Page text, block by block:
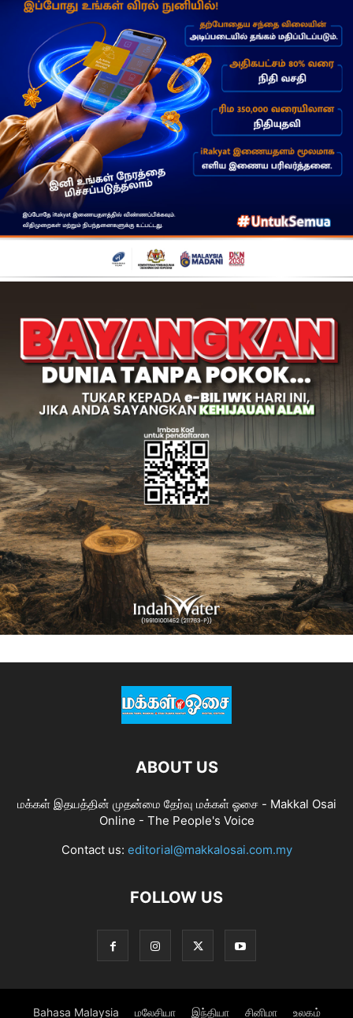
ABOUT US
மக்கள் இதயத்தின் முதன்மை தேர்வு மக்கள் ஓசை - Makkal Osai
Online - The People's Voice
Contact us: editorial@makkalosai.com.my
FOLLOW US
Bahasa Malaysia மலேசியா இந்தியா சினிமா உலகம்